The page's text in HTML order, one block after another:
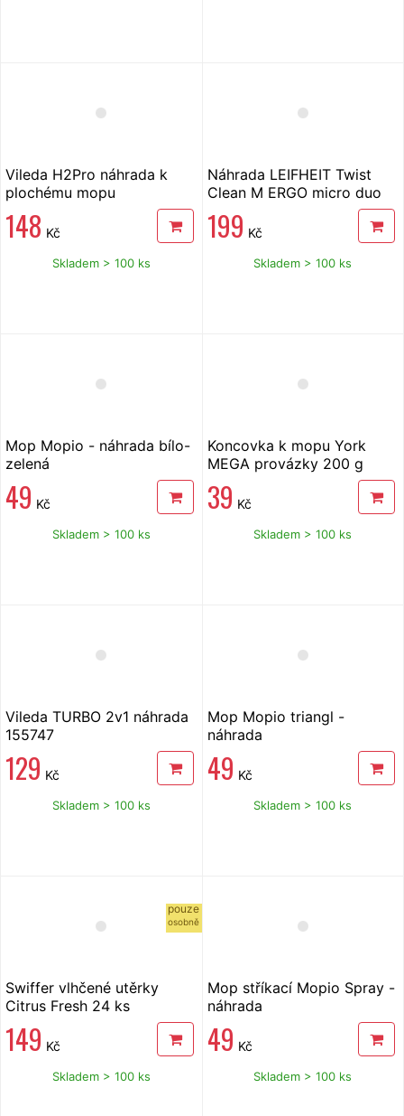
Vileda H2Pro náhrada k
plochému mopu
148 Kč
Skladem > 100 ks
Náhrada LEIFHEIT Twist
Clean M ERGO micro duo
199 Kč
Skladem > 100 ks
Mop Mopio - náhrada bílo-
zelená
49 Kč
Skladem > 100 ks
Koncovka k mopu York
MEGA provázky 200 g
39 Kč
Skladem > 100 ks
Vileda TURBO 2v1 náhrada
155747
129 Kč
Skladem > 100 ks
Mop Mopio triangl -
náhrada
49 Kč
Skladem > 100 ks
pouze
osobně
Swiffer vlhčené utěrky
Citrus Fresh 24 ks
149 Kč
Skladem > 100 ks
Mop stříkací Mopio Spray -
náhrada
49 Kč
Skladem > 100 ks